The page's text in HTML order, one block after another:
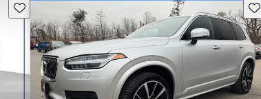
Guarda este Aviso